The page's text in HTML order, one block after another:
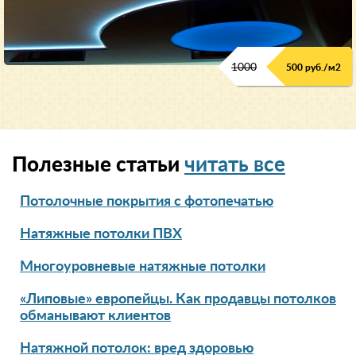
1000 500 руб./м2
Полезные статьи читать все
Потолочные покрытия с фотопечатью
Натяжные потолки ПВХ
Многоуровневые натяжные потолки
«Липовые» европейцы. Как продавцы потолков
обманывают клиентов
Натяжной потолок: вред здоровью